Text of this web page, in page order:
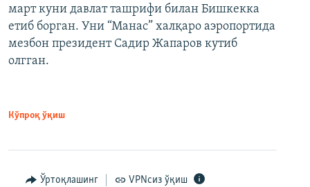
март куни давлат ташрифи билан Бишкекка
етиб борган. Уни “Манас” халқаро аэропортида
мезбон президент Садир Жапаров кутиб
олгган.
Кўпроқ ўқиш
Ўртоқлашинг VPNсиз ўқиш